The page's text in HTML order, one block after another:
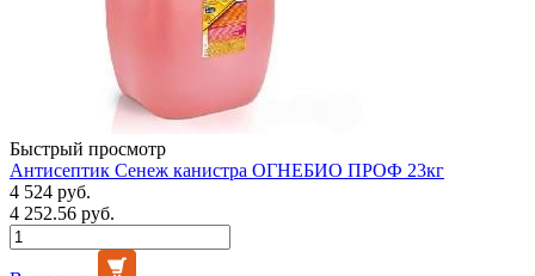
Быстрый просмотр
Антисептик Сенеж канистра ОГНЕБИО ПРОФ 23кг
4 524 руб.
4 252.56 руб.